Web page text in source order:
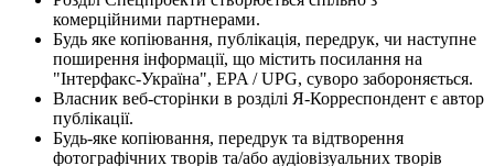
комерційними партнерами.
Будь яке копіювання, публікація, передрук, чи наступне
поширення інформації, що містить посилання на
"Інтерфакс-Україна", EPA / UPG, суворо забороняється.
Власник веб-сторінки в розділі Я-Корреспондент є автор
публікації.
Будь-яке копіювання, передрук та відтворення
фотографічних творів та/або аудіовізуальних творів